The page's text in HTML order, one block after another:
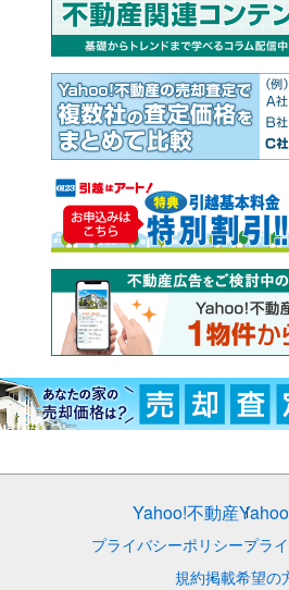
Yahoo!不動産
プライバシーポリシープラ
規約掲載希望の